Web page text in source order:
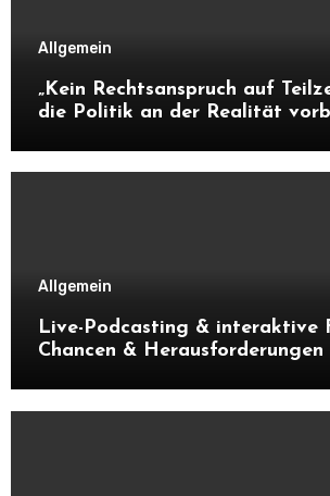
Allgemein
„Kein Rechtsanspruch auf
die Politik an der Realität
Allgemein
Live-Podcasting & interaktive
Chancen & Herausforderungen